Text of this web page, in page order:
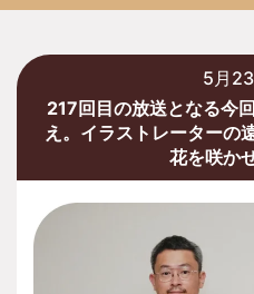
5月
217回目の放送となる今
え。イラストレーターの
花を咲か